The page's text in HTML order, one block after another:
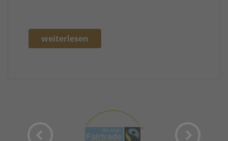
weiterlesen